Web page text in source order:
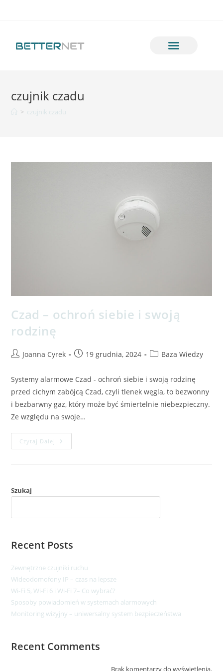
czujnik czadu
> czujnik czadu
Czad – ochroń siebie i swoją
rodzinę
Joanna Cyrek 19 grudnia, 2024 Baza Wiedzy
Systemy alarmowe Czad - ochroń siebie i swoją rodzinę
przed cichym zabójcą Czad, czyli tlenek węgla, to bezwonny
i bezbarwny gaz, który może być śmiertelnie niebezpieczny.
Ze względu na swoje…
Czytaj Dalej
Szukaj
Recent Posts
Zewnętrzne czujniki ruchu
Wideodomofony IP – czas na lepsze​
Wi-Fi 5, Wi-Fi 6 i Wi-Fi 7– Co wybrać?
Sposoby powiadomień w systemach alarmowych
Monitoring wizyjny – uniwersalny system bezpieczeństwa
Recent Comments
Brak komentarzy do wyświetlenia.